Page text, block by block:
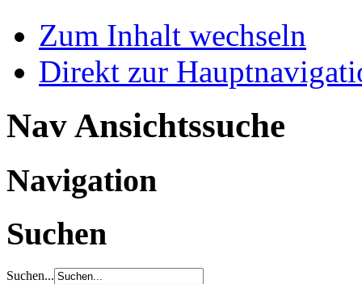
Zum Inhalt wechseln
Direkt zur
Nav Ansichtssuche
Navigation
Suchen
Suchen...